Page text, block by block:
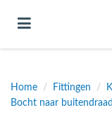
Toggle navigation
Home / Fittingen /
Bocht naar buitendraad